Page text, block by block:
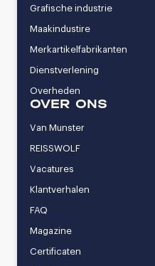
Grafische industrie
Maakindustire
Merkartikelfabrikanten
Dienstverlening
Overheden
OVER ONS
Van Munster
REISSWOLF
Vacatures
Klantverhalen
FAQ
Magazine
Certificaten